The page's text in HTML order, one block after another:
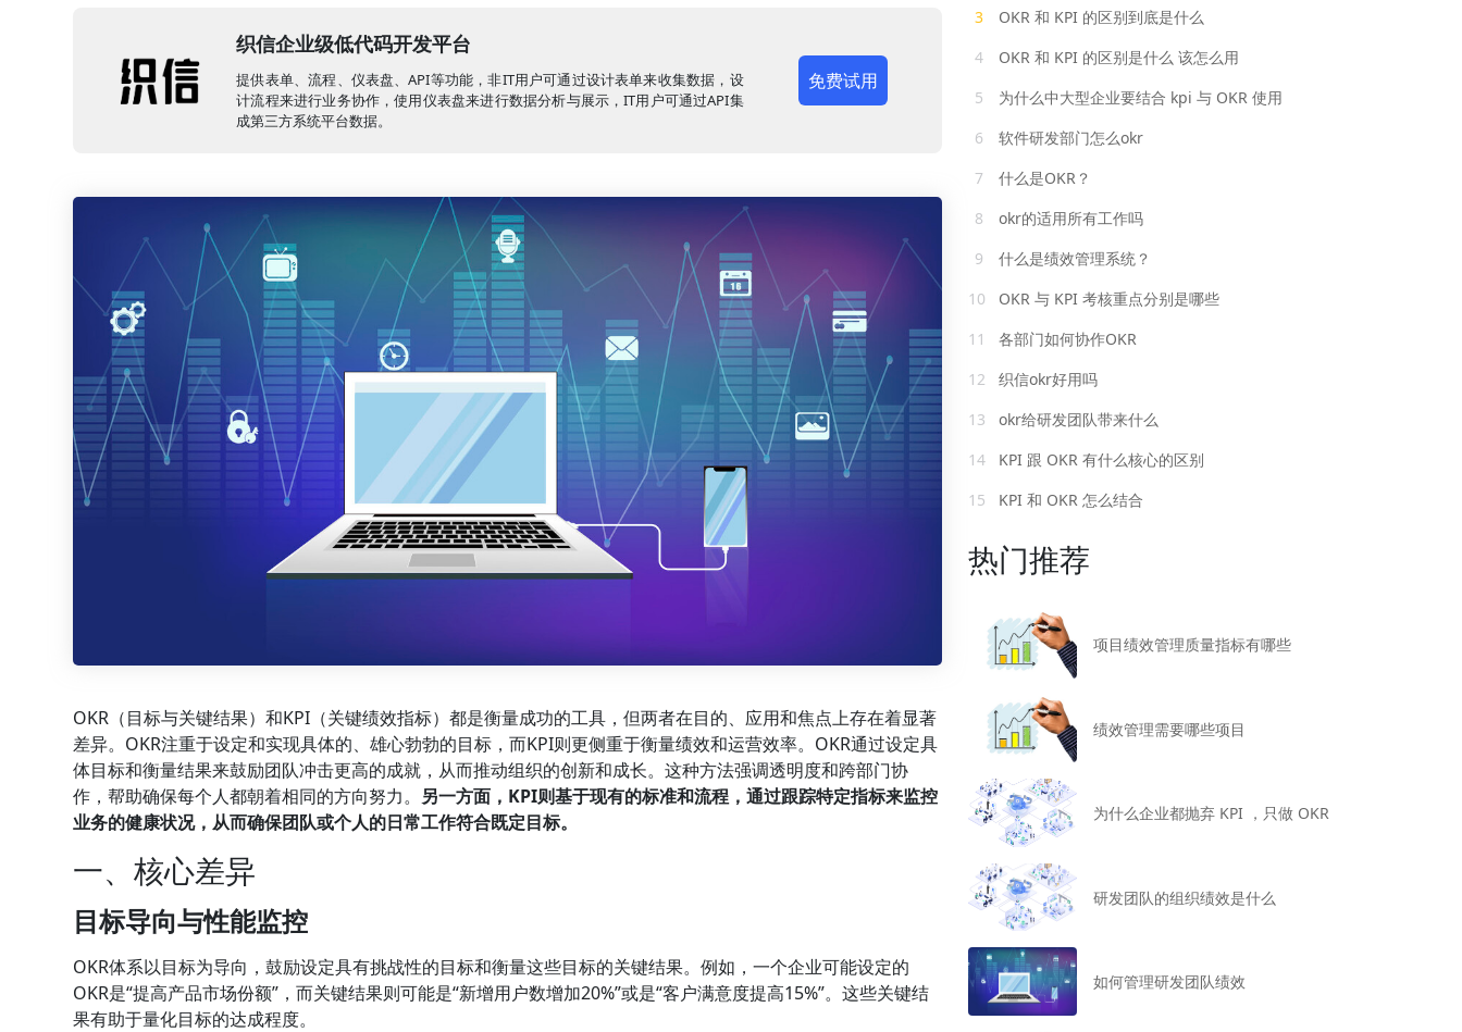
织信企业级低代码开发平台
提供表单、流程、仪表盘、API等功能，非IT用户可通过设计表单来收集数据，设
计流程来进行业务协作，使用仪表盘来进行数据分析与展示，IT用户可通过API集
成第三方系统平台数据。
免费试用
OKR（目标与关键结果）和KPI（关键绩效指标）都是衡量成功的工具，但两者在目的、应用和焦点上存在着显著
差异。OKR注重于设定和实现具体的、雄心勃勃的目标，而KPI则更侧重于衡量绩效和运营效率。OKR通过设定具
体目标和衡量结果来鼓励团队冲击更高的成就，从而推动组织的创新和成长。这种方法强调透明度和跨部门协
作，帮助确保每个人都朝着相同的方向努力。 另一方面，KPI则基于现有的标准和流程，通过跟踪特定指标来监控
业务的健康状况，从而确保团队或个人的日常工作符合既定目标。
一、核心差异
目标导向与性能监控
OKR体系以目标为导向，鼓励设定具有挑战性的目标和衡量这些目标的关键结果。例如，一个企业可能设定的
OKR是“提高产品市场份额”，而关键结果则可能是“新增用户数增加20%”或是“客户满意度提高15%”。这些关键结
果有助于量化目标的达成程度。
3
OKR 和 KPI 的区别到底是什么
4
OKR 和 KPI 的区别是什么 该怎么用
5
为什么中大型企业要结合 kpi 与 OKR 使用
6
软件研发部门怎么okr
7
什么是OKR？
8
okr的适用所有工作吗
9
什么是绩效管理系统？
10
OKR 与 KPI 考核重点分别是哪些
11
各部门如何协作OKR
12
织信okr好用吗
13
okr给研发团队带来什么
14
KPI 跟 OKR 有什么核心的区别
15
KPI 和 OKR 怎么结合
热门推荐
项目绩效管理质量指标有哪些
绩效管理需要哪些项目
为什么企业都抛弃 KPI ，只做 OKR
研发团队的组织绩效是什么
如何管理研发团队绩效